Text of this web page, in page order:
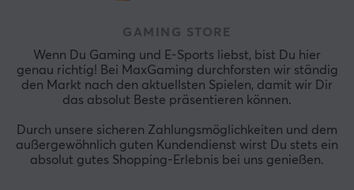
GAMING STORE
Wenn Du Gaming und E-Sports liebst, bist Du hier
genau richtig! Bei MaxGaming durchforsten wir ständig
den Markt nach den aktuellsten Spielen, damit wir Dir
das absolut Beste präsentieren können.
Durch unsere sicheren Zahlungsmöglichkeiten und dem
außergewöhnlich guten Kundendienst wirst Du stets ein
absolut gutes Shopping-Erlebnis bei uns genießen.